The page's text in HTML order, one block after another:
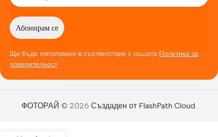
Ще бъде използвано в съответствие с нашата Политика за
поверителност
ФОТОРАЙ © 2026 Създаден от FlashPath Cloud.